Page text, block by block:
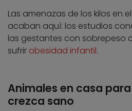
Las amenazas de los kilos en
acaban aquí: los estudios
las gestantes con sobrepeso
sufrir obesidad infantil.
Animales en casa
crezca sano